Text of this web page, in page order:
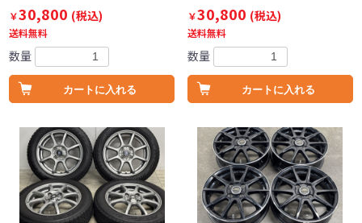
￥30,800 (税込)
送料無料
数量
カートに入れる
￥30,800 (税込)
送料無料
数量
カートに入れる